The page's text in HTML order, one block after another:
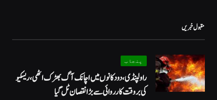
مقبول خبریں
پنجاب
راولپنڈی، دو دکانوں میں اچانک آگ بھڑک اٹھی، ریسکیو
کی بروقت کارروائی سے بڑا نقصان ٹل گیا